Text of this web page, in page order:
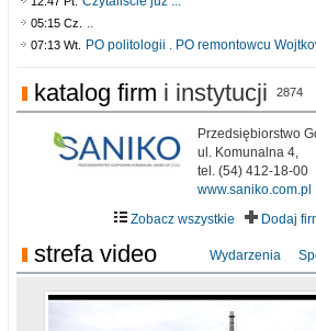
05:15 Cz. ..
07:13 Wt. PO politologii . PO remontowcu
katalog firm i instytucji 2874
Przedsiębiorstwo
ul. Komunalna 4,
tel. (54) 412-18-00
www.saniko.com.pl
Zobacz wszystkie
Dodaj
strefa video Wydarzenia
Ni To Ponk - W oczach mamy
sixf33t .Last Year DRONE
Włocławek
XXIII Sesja Rady Miasta
kadencji w dniu 09.06.2020 r.